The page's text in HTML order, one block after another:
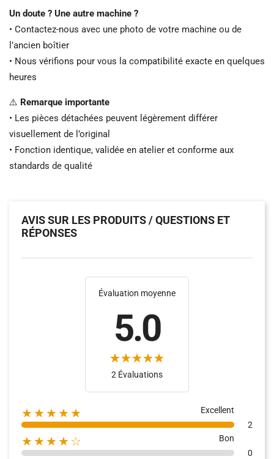
Un doute ? Une autre machine ?
• Contactez-nous avec une photo de votre machine ou de
l’ancien boîtier
• Nous vérifions pour vous la compatibilité exacte en quelques
heures
⚠️ Remarque importante
• Les pièces détachées peuvent légèrement différer
visuellement de l’original
• Fonction identique, validée en atelier et conforme aux
standards de qualité
AVIS SUR LES PRODUITS / QUESTIONS ET
RÉPONSES
Évaluation moyenne
5.0
2 Évaluations
★★★★★
Excellent
2
★★★★☆
Bon
0